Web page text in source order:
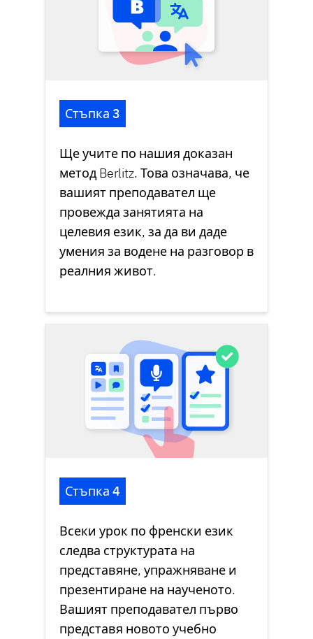
Стъпка 3
Ще учите по нашия доказан
метод Berlitz. Това означава, че
вашият преподавател ще
провежда занятията на
целевия език, за да ви даде
умения за водене на разговор в
реалния живот.
Стъпка 4
Всеки урок по френски език
следва структурата на
представяне, упражняване и
презентиране на наученото.
Вашият преподавател първо
представя новото учебно